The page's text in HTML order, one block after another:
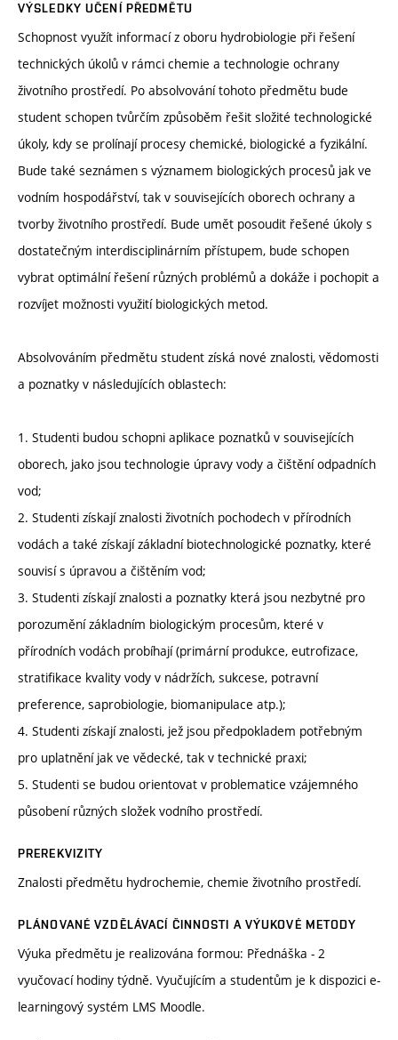
VÝSLEDKY UČENÍ PŘEDMĚTU
Schopnost využít informací z oboru hydrobiologie při řešení
technických úkolů v rámci chemie a technologie ochrany
životního prostředí. Po absolvování tohoto předmětu bude
student schopen tvůrčím způsoběm řešit složité technologické
úkoly, kdy se prolínají procesy chemické, biologické a fyzikální.
Bude také seznámen s významem biologických procesů jak ve
vodním hospodářství, tak v souvisejících oborech ochrany a
tvorby životního prostředí. Bude umět posoudit řešené úkoly s
dostatečným interdisciplinárním přístupem, bude schopen
vybrat optimální řešení různých problémů a dokáže i pochopit a
rozvíjet možnosti využití biologických metod.
Absolvováním předmětu student získá nové znalosti, vědomosti
a poznatky v následujících oblastech:
1. Studenti budou schopni aplikace poznatků v souvisejících
oborech, jako jsou technologie úpravy vody a čištění odpadních
vod;
2. Studenti získají znalosti životních pochodech v přírodních
vodách a také získají základní biotechnologické poznatky, které
souvisí s úpravou a čištěním vod;
3. Studenti získají znalosti a poznatky která jsou nezbytné pro
porozumění základním biologickým procesům, které v
přírodních vodách probíhají (primární produkce, eutrofizace,
stratifikace kvality vody v nádržích, sukcese, potravní
preference, saprobiologie, biomanipulace atp.);
4. Studenti získají znalosti, jež jsou předpokladem potřebným
pro uplatnění jak ve vědecké, tak v technické praxi;
5. Studenti se budou orientovat v problematice vzájemného
působení různých složek vodního prostředí.
PREREKVIZITY
Znalosti předmětu hydrochemie, chemie životního prostředí.
PLÁNOVANÉ VZDĚLÁVACÍ ČINNOSTI A VÝUKOVÉ METODY
Výuka předmětu je realizována formou: Přednáška - 2
vyučovací hodiny týdně. Vyučujícím a studentům je k dispozici e-
learningový systém LMS Moodle.